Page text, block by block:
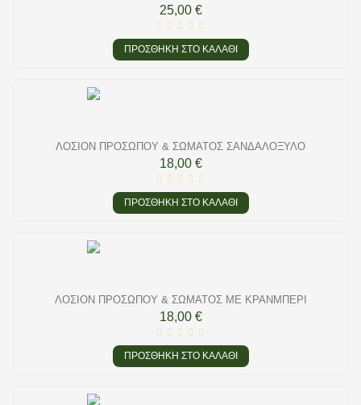
25,00 €
ΠΡΟΣΘΉΚΗ ΣΤΟ ΚΑΛΆΘΙ
ΛΟΣΙΌΝ ΠΡΟΣΏΠΟΥ & ΣΏΜΑΤΟΣ ΣΑΝΔΑΛΌΞΥΛΟ
18,00 €
ΠΡΟΣΘΉΚΗ ΣΤΟ ΚΑΛΆΘΙ
ΛΟΣΙΌΝ ΠΡΟΣΏΠΟΥ & ΣΏΜΑΤΟΣ ΜΕ ΚΡΆΝΜΠΕΡΙ
18,00 €
ΠΡΟΣΘΉΚΗ ΣΤΟ ΚΑΛΆΘΙ